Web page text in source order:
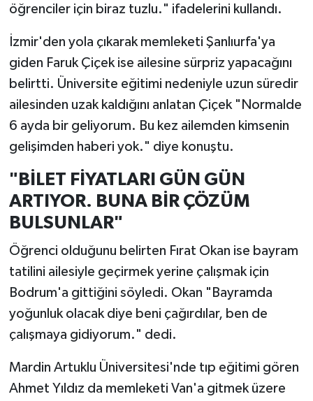
öğrenciler için biraz tuzlu." ifadelerini kullandı.
İzmir'den yola çıkarak memleketi Şanlıurfa'ya
giden Faruk Çiçek ise ailesine sürpriz yapacağını
belirtti. Üniversite eğitimi nedeniyle uzun süredir
ailesinden uzak kaldığını anlatan Çiçek "Normalde
6 ayda bir geliyorum. Bu kez ailemden kimsenin
gelişimden haberi yok." diye konuştu.
"BİLET FİYATLARI GÜN GÜN
ARTIYOR. BUNA BİR ÇÖZÜM
BULSUNLAR"
Öğrenci olduğunu belirten Fırat Okan ise bayram
tatilini ailesiyle geçirmek yerine çalışmak için
Bodrum'a gittiğini söyledi. Okan "Bayramda
yoğunluk olacak diye beni çağırdılar, ben de
çalışmaya gidiyorum." dedi.
Mardin Artuklu Üniversitesi'nde tıp eğitimi gören
Ahmet Yıldız da memleketi Van'a gitmek üzere